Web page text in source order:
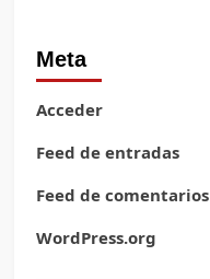
Meta
Acceder
Feed de entradas
Feed de comentarios
WordPress.org